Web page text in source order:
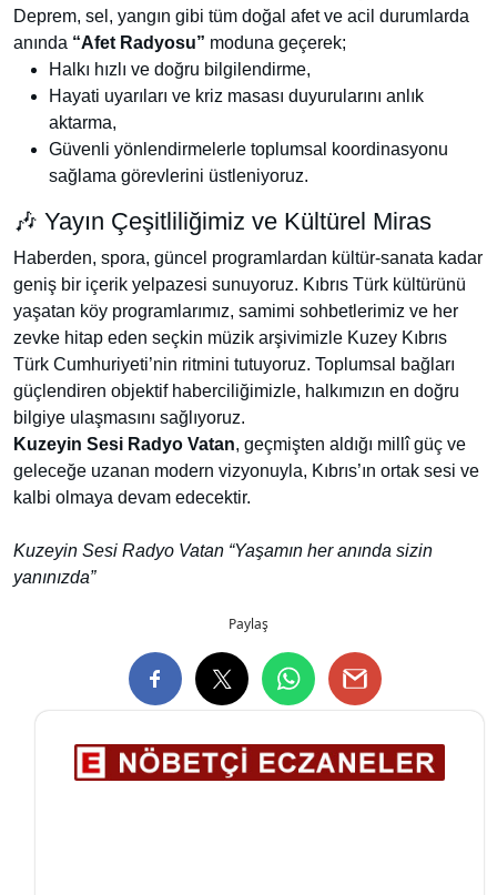
Deprem, sel, yangın gibi tüm doğal afet ve acil durumlarda
anında “Afet Radyosu” moduna geçerek;
Halkı hızlı ve doğru bilgilendirme,
Hayati uyarıları ve kriz masası duyurularını anlık
aktarma,
Güvenli yönlendirmelerle toplumsal koordinasyonu
sağlama görevlerini üstleniyoruz.
🎶 Yayın Çeşitliliğimiz ve Kültürel Miras
Haberden, spora, güncel programlardan kültür-sanata kadar
geniş bir içerik yelpazesi sunuyoruz. Kıbrıs Türk kültürünü
yaşatan köy programlarımız, samimi sohbetlerimiz ve her
zevke hitap eden seçkin müzik arşivimizle Kuzey Kıbrıs
Türk Cumhuriyeti’nin ritmini tutuyoruz. Toplumsal bağları
güçlendiren objektif haberciliğimizle, halkımızın en doğru
bilgiye ulaşmasını sağlıyoruz.
Kuzeyin Sesi Radyo Vatan, geçmişten aldığı millî güç ve
geleceğe uzanan modern vizyonuyla, Kıbrıs’ın ortak sesi ve
kalbi olmaya devam edecektir.
Kuzeyin Sesi Radyo Vatan “Yaşamın her anında sizin
yanınızda”
Paylaş